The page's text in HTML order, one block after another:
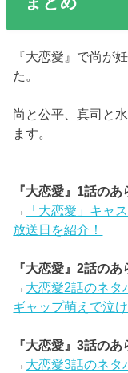
『大恋愛』で尚が
た。
尚と公平、真司と
ます。
『大恋愛』1話の
→
「大恋愛」キャ
放送日を紹介！
『大恋愛』2話の
→ 大恋愛2話のネタ
ギャップ萌えで泣
『大恋愛』3話の
→ 大恋愛3話のネタ